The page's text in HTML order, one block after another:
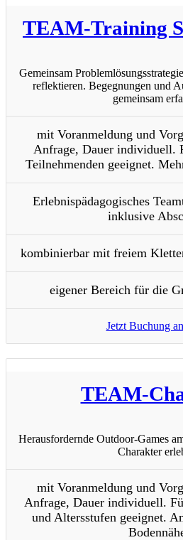
TEAM-Training
Gemeinsam
reflektieren. Begegnungen und
gemeinsam
mit Voranmeldung und
Anfrage, Dauer individuell.
Teilnehmenden geeignet.
Erlebnispädagogisches
inklusive
kombinierbar mit freiem
eigener Bereich für die
Jetzt Buchung
TEAM-
Herausfordernde Outdoor-Games
Charakter
mit Voranmeldung und
Anfrage, Dauer individuell.
und Altersstufen geeignet.